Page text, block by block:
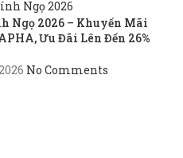
Ngọ 2026 – Khuyến Mãi
Ưu Đãi Lên Đến 26%
No Comments